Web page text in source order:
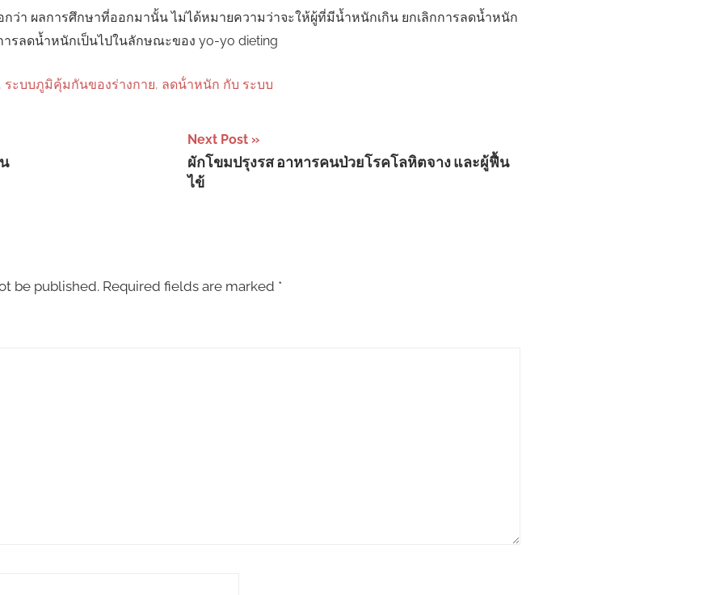
ว่า ผลการศึกษาที่ออกมานั้น ไม่ได้หมายความว่าจะให้ผู้ที่มีน้ำหนักเกิน ยกเลิกการลดน้ำหนัก
ารลดน้ำหนักเป็นไปในลักษณะของ yo-yo dieting
, ระบบภูมิคุ้มกันของร่างกาย, ลดน้ําหนัก กับ ระบบ
Next Post
ผักโขมปรุงรส อาหารคนป่วยโรคโลหิตจาง และผู้ฟื้น
ไข้
be published. Required fields are marked *